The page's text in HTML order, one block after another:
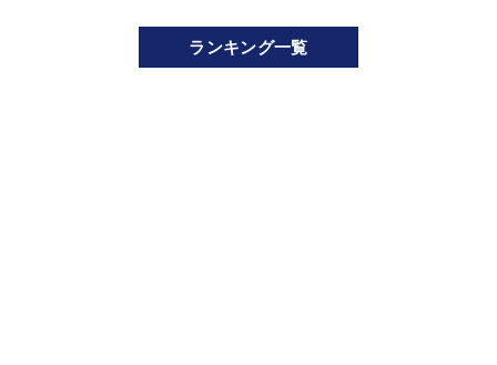
ランキング一覧